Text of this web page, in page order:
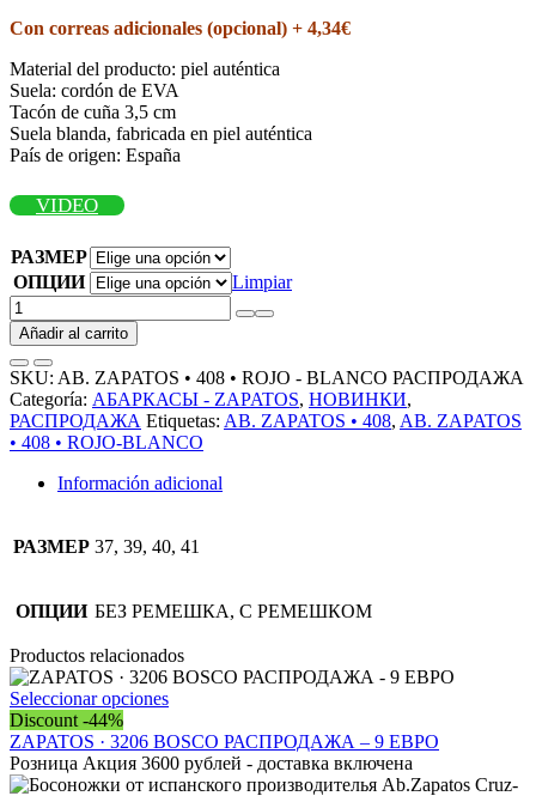
Con correas adicionales (opcional) + 4,34€
Material del producto: piel auténtica
Suela: cordón de EVA
Tacón de cuña 3,5 cm
Suela blanda, fabricada en piel auténtica
País de origen: España
VIDEO
РАЗМЕР
ОПЦИИ
Limpiar
AB.
ZAPATOS
•
408
•
ROJO-
BLANCO
РАСПРОДАЖА
cantidad
Añadir al carrito
SKU: AB. ZAPATOS • 408 • ROJO - BLANCO РАСПРОДАЖА
Categoría: АБАРКАСЫ - ZAPATOS, НОВИНКИ,
РАСПРОДАЖА Etiquetas: AB. ZAPATOS • 408, AB. ZAPATOS
• 408 • ROJO-BLANCO
Información adicional
РАЗМЕР 37, 39, 40, 41
ОПЦИИ БЕЗ РЕМЕШКА, С РЕМЕШКОМ
Productos relacionados
Seleccionar opcionesEste
tiene
múltiples
variantes.
Discount -44%
ZAPATOS · 3206 BOSCO РАСПРОДАЖА – 9 ЕВРО
Розница Акция 3600 рублей - доставка включена